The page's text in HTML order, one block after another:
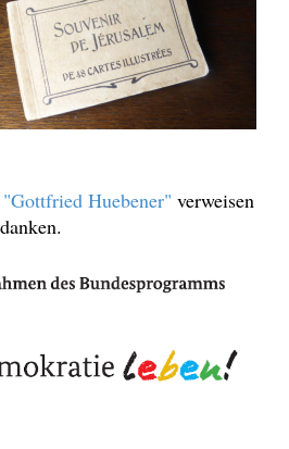
"Gottfried Huebener" verweisen